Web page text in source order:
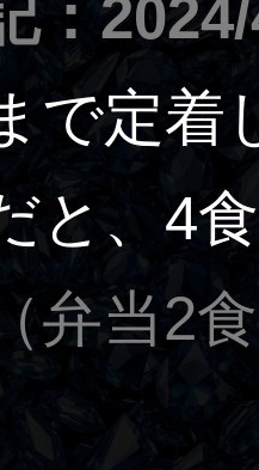
：
で定着
と、4
（弁当2